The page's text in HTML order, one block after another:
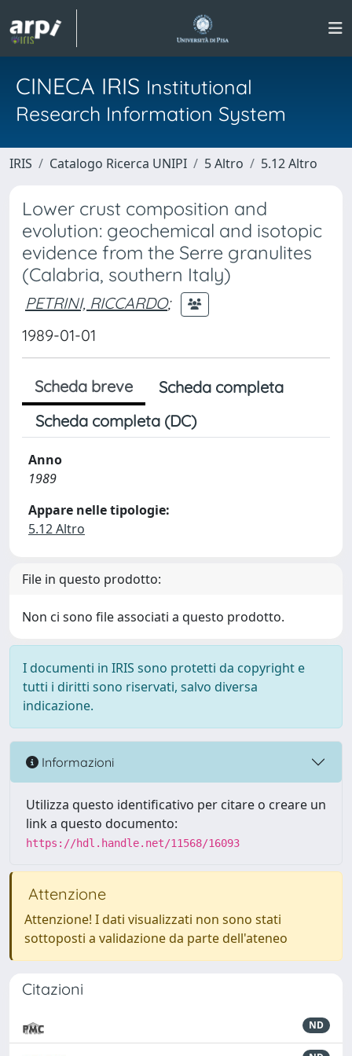
CINECA IRIS Institutional
Research Information System
IRIS Catalogo Ricerca UNIPI 5 Altro 5.12 Altro
Lower crust composition and
evolution: geochemical and isotopic
evidence from the Serre granulites
(Calabria, southern Italy)
PETRINI, RICCARDO;
1989-01-01
Scheda breve
Scheda completa
Scheda completa (DC)
Anno
1989
Appare nelle tipologie:
5.12 Altro
File in questo prodotto:
Non ci sono file associati a questo prodotto.
I documenti in IRIS sono protetti da copyright e
tutti i diritti sono riservati, salvo diversa
indicazione.
Informazioni
Utilizza questo identificativo per citare o creare un
link a questo documento:
https://hdl.handle.net/11568/16093
Attenzione
Attenzione! I dati visualizzati non sono stati
sottoposti a validazione da parte dell'ateneo
Citazioni
ND